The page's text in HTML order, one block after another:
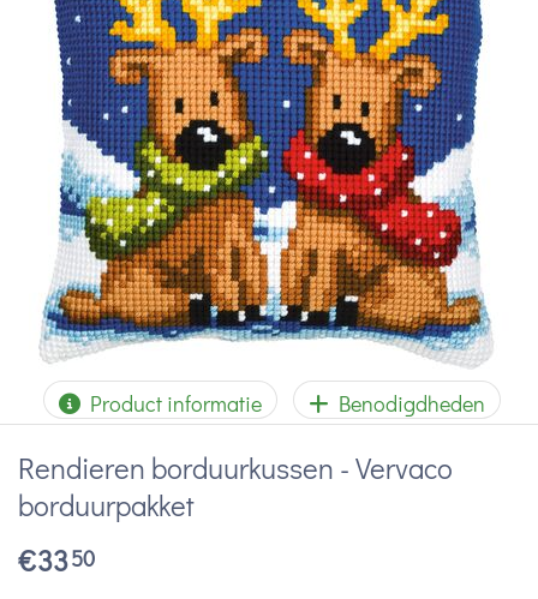
Product informatie Benodigdheden
Rendieren borduurkussen - Vervaco
borduurpakket
€3350